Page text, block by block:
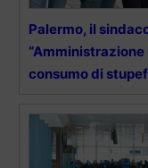
Palermo, il
consumo di